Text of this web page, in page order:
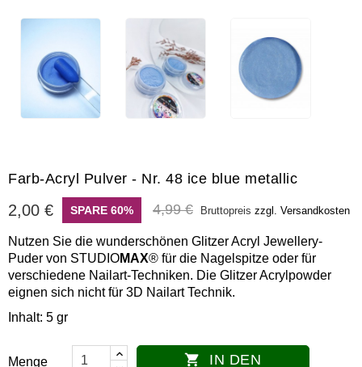
Farb-Acryl Pulver - Nr. 48 ice blue metallic
2,00 € SPARE 60% 4,99 € Bruttopreis zzgl. Versandkosten
Nutzen Sie die wunderschönen Glitzer Acryl Jewellery-
Puder von STUDIOMAX® für die Nagelspitze oder für
verschiedene Nailart-Techniken. Die Glitzer Acrylpowder
eignen sich nicht für 3D Nailart Technik.
Inhalt: 5 gr
Menge 